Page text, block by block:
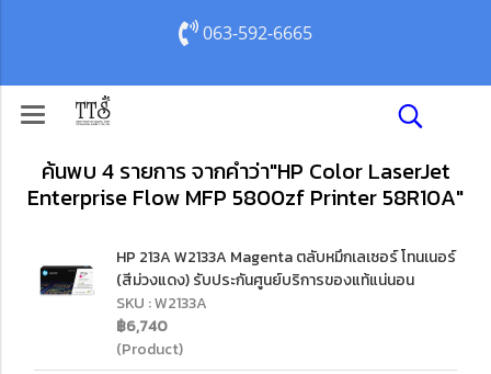
063-592-6665
ค้นพบ 4 รายการ จากคำว่า"HP Color LaserJet
Enterprise Flow MFP 5800zf Printer 58R10A"
HP 213A W2133A Magenta ตลับหมึกเลเซอร์ โทนเนอร์
(สีม่วงแดง) รับประกันศูนย์บริการของแท้แน่นอน
SKU : W2133A
฿6,740
(Product)